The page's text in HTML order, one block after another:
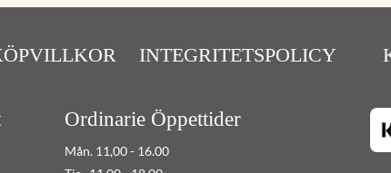
INTEGRITETSPOLICY
Ordinarie Öppettider
Mån. 11,00 - 16.00